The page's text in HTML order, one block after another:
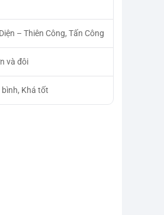
– Thiên Công, Tấn Công
và đôi
bình, Khá tốt